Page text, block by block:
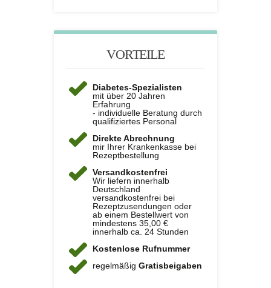
VORTEILE
Diabetes-Spezialisten
mit über 20 Jahren
Erfahrung
- individuelle Beratung durch
qualifiziertes Personal
Direkte Abrechnung
mir Ihrer Krankenkasse bei
Rezeptbestellung
Versandkostenfrei
Wir liefern innerhalb
Deutschland
versandkostenfrei bei
Rezeptzusendungen oder
ab einem Bestellwert von
mindestens 35,00 €
innerhalb ca. 24 Stunden
Kostenlose Rufnummer
regelmäßig Gratisbeigaben